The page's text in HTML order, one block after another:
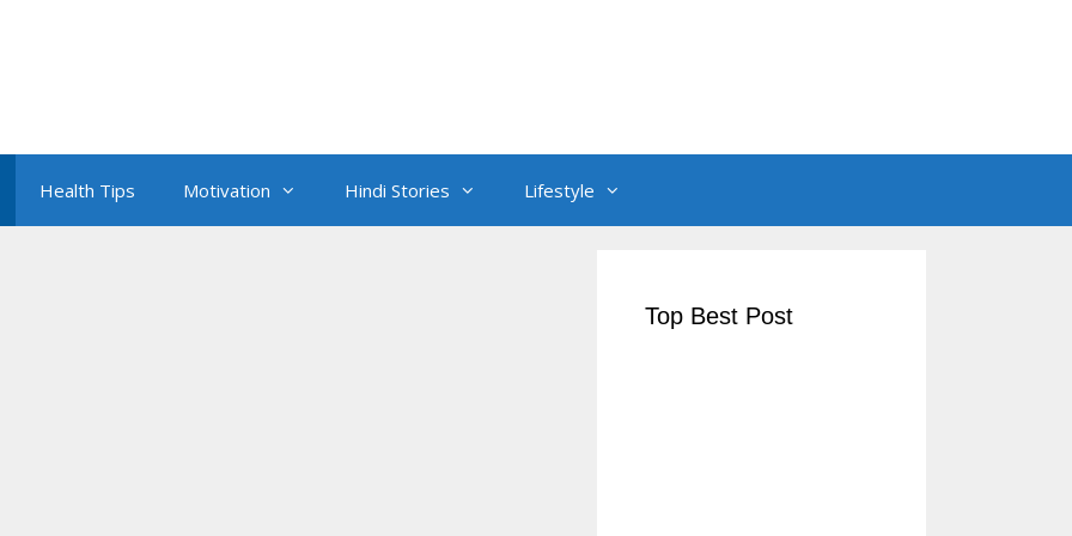
Health Tips Motivation Hindi Stories Lifestyle
Top Best Post